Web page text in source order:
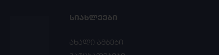
ᲡᲘᲐᲮᲚᲔᲔᲑᲘ
ახალი ამბები